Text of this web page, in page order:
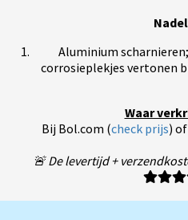
Aluminium
corrosieplekjes vertonen
Waar
Bij Bol.com (check prijs)
🚨 De levertijd +